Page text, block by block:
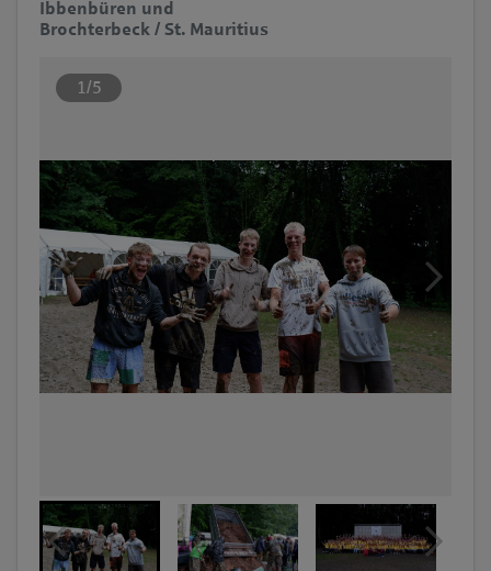
Ibbenbüren und
Brochterbeck / St. Mauritius
1/5